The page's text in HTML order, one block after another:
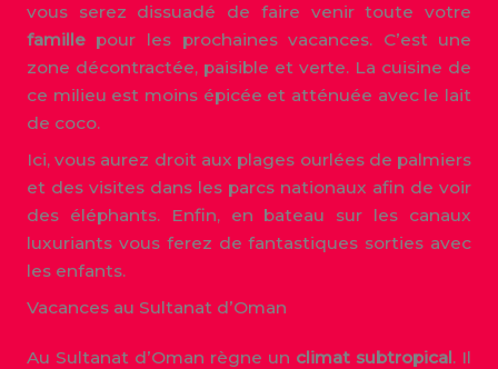
vous serez dissuadé de faire venir toute votre
famillepour les prochaines vacances. C’est une
zone décontractée, paisible et verte. La cuisine de
ce milieu est moins épicée et atténuée avec le lait
de coco.
Ici, vous aurez droit aux plages ourlées de palmiers
et des visites dans les parcs nationaux afin de voir
des éléphants. Enfin, en bateau sur les canaux
luxuriants vous ferez de fantastiques sorties avec
les enfants.
Vacances au Sultanat d’Oman
Au Sultanat d’Oman règne un climat subtropical. Il